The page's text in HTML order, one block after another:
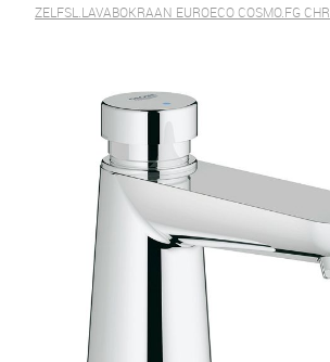
ZELFSL.LAVABOKRAAN EUROECO COSMO.FG CHR